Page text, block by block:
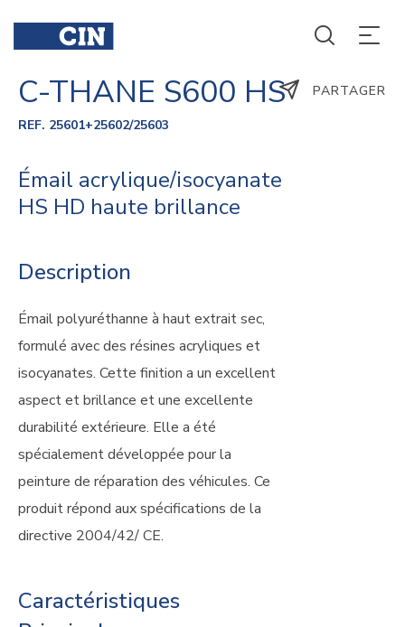
C-THANE S600 HS
REF. 25601+25602/25603
Émail acrylique/isocyanate
HS HD haute brillance
Description
Émail polyuréthanne à haut extrait sec,
formulé avec des résines acryliques et
isocyanates. Cette finition a un excellent
aspect et brillance et une excellente
durabilité extérieure. Elle a été
spécialement développée pour la
peinture de réparation des véhicules. Ce
produit répond aux spécifications de la
directive 2004/42/ CE.
Caractéristiques
PARTAGER